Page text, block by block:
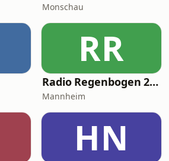
Monschau
RR
Radio Regenbogen 2000er
Mannheim
HN